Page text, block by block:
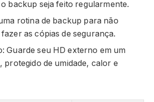
backup seja feito regularmente.
rotina de backup para não
as cópias de segurança.
Guarde seu HD externo em um
protegido de umidade, calor e